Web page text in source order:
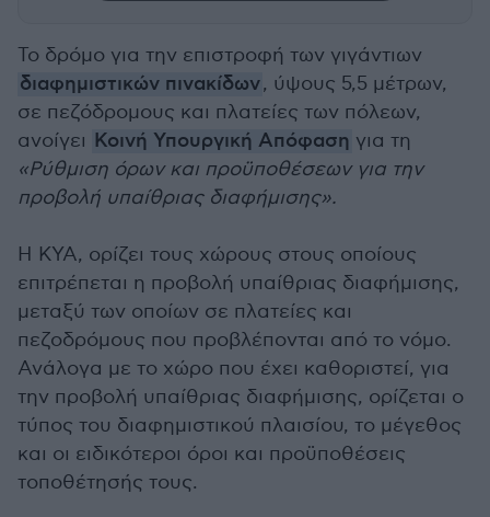
Το δρόμο για την επιστροφή των γιγάντιων
διαφημιστικών πινακίδων, ύψους 5,5 μέτρων,
σε πεζόδρομους και πλατείες των πόλεων,
ανοίγει Κοινή Υπουργική Απόφαση για τη
«Ρύθμιση όρων και προϋποθέσεων για την
προβολή υπαίθριας διαφήμισης».
Η ΚΥΑ, ορίζει τους χώρους στους οποίους
επιτρέπεται η προβολή υπαίθριας διαφήμισης,
μεταξύ των οποίων σε πλατείες και
πεζοδρόμους που προβλέπονται από το νόμο.
Ανάλογα με το χώρο που έχει καθοριστεί, για
την προβολή υπαίθριας διαφήμισης, ορίζεται ο
τύπος του διαφημιστικού πλαισίου, το μέγεθος
και οι ειδικότεροι όροι και προϋποθέσεις
τοποθέτησής τους.